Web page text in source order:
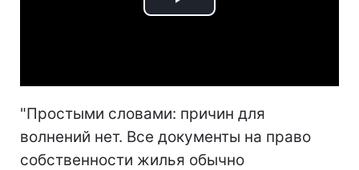
Play
"Простыми словами: причин для
волнений нет. Все документы на право
собственности жилья обычно